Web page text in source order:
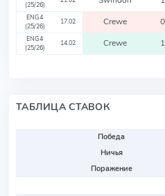
(25/26)
ENG4
(25/26)
17.02 Crewe 0
ENG4
(25/26)
14.02 Crewe 1
ТАБЛИЦА СТАВОК
Победа
Ничья
Поражение